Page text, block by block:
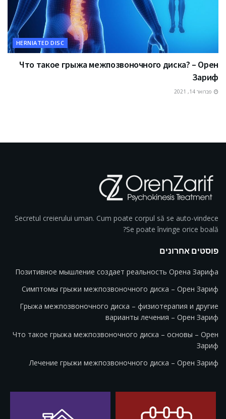
HERNIATED DISC
Что такое грыжа межпозвоночного диска? – Орен
Зариф
פברואר 14, 2021
Secretul creierului uman. Cum poate corpul să se auto-vindece
Se poate învinge orice boală?
פוסטים אחרונים
Позитивное мышление создает реальность Орена Зарифа
Симптомы грыжи межпозвоночного диска – Орен Зариф
Грыжа межпозвоночного диска – физиотерапия и другие
варианты лечения – Орен Зариф
Что такое грыжа межпозвоночного диска – основы – Орен
Зариф
Лечение грыжи межпозвоночного диска – Орен Зариф